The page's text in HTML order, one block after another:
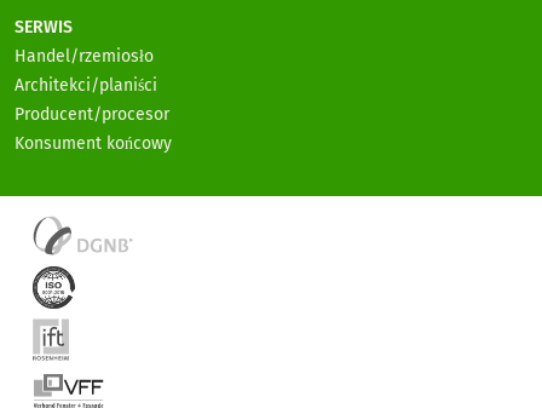
SERWIS
Handel/rzemiosło
Architekci/planiści
Producent/procesor
Konsument końcowy